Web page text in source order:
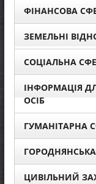
ФІНАНСОВА
ЗЕМЕЛЬНІ
СОЦІАЛЬНА
ІНФОРМАЦІЯ
ОСІБ
ГУМАНІТАРНА
ЦИВІЛЬНИЙ